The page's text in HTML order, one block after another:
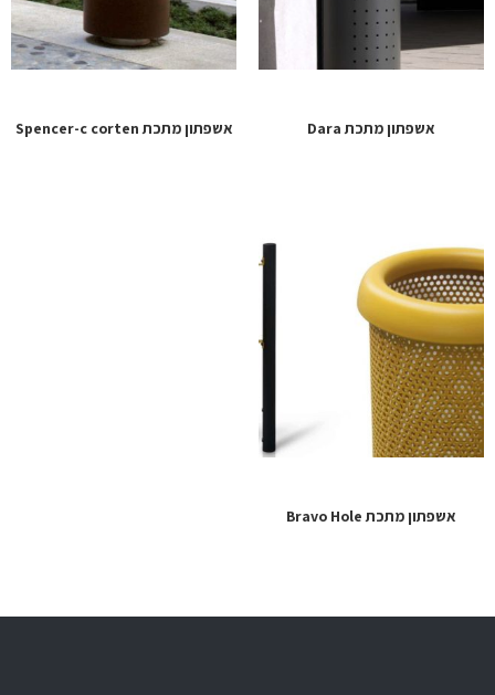
אשפתון מתכת Dara אשפתון מתכת Spencer-c corten
אשפתון מתכת Bravo Hole